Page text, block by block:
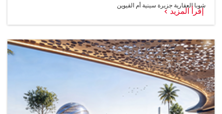
شوبا العقارية جزيرة سينية أم القيوين
إقرأ المزيد